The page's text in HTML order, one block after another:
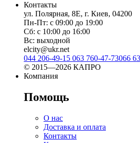
Контакты
ул. Полярная, 8Е, г. Киев, 04200
Пн-Пт: с 09:00 до 19:00
Сб: с 10:00 до 16:00
Вс: выходной
elcity@ukr.net
044 206-49-15 063 760-47-73066
© 2015—2026 КАПРО
Компания
Помощь
О нас
Доставка и оплата
Контакты